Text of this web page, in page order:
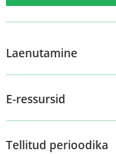
Laenutamine
E-ressursid
Tellitud perioodika